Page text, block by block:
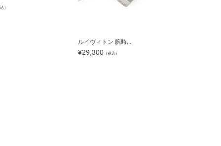
）
ルイヴィトン 腕時...
¥29,300 （税込）